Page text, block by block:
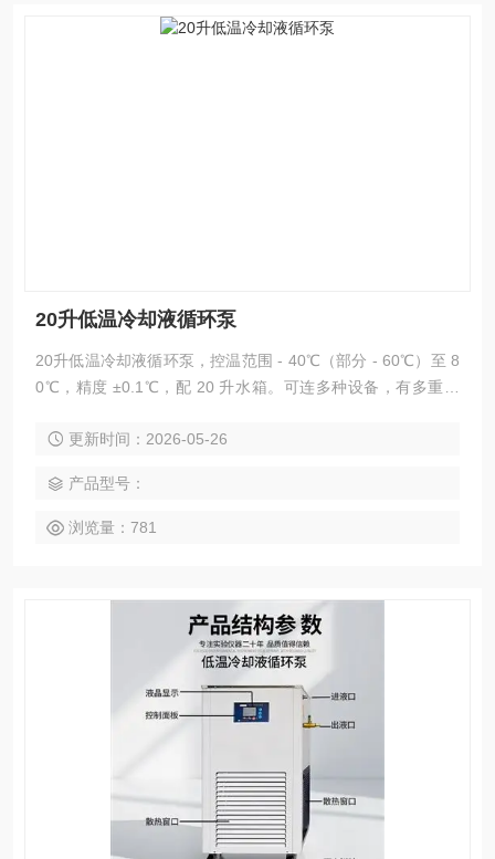
20升低温冷却液循环泵
20升低温冷却液循环泵，控温范围 - 40℃（部分 - 60℃）至 8
0℃，精度 ±0.1℃，配 20 升水箱。可连多种设备，有多重安
更新时间：2026-05-26
产品型号：
浏览量：781